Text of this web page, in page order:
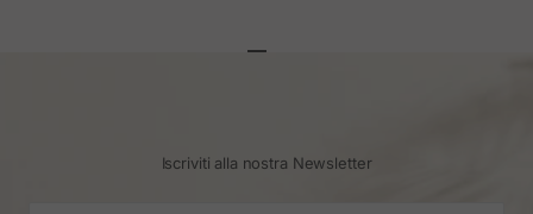
Iscriviti alla nostra Newsletter